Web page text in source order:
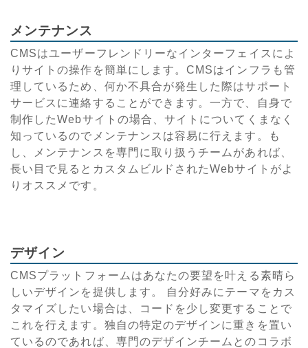
メンテナンス
CMSはユーザーフレンドリーなインターフェイスによ
りサイトの操作を簡単にします。CMSはインフラも管
理しているため、何か不具合が発生した際はサポート
サービスに連絡することができます。一方で、自身で
制作したWebサイトの場合、サイトについてくまなく
知っているのでメンテナンスは容易に行えます。も
し、メンテナンスを専門に取り扱うチームがあれば、
長い目で見るとカスタムビルドされたWebサイトがよ
りオススメです。
デザイン
CMSプラットフォームはあなたの要望を叶える素晴ら
しいデザインを提供します。 自分好みにテーマをカス
タマイズしたい場合は、コードを少し変更することで
これを行えます。独自の特定のデザインに重きを置い
ているのであれば、専門のデザインチームとのコラボ